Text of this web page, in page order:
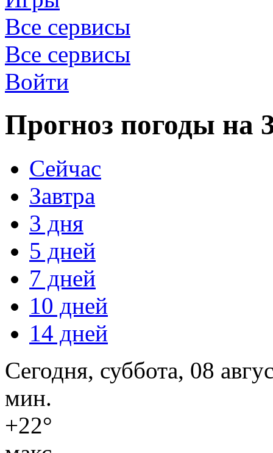
Все сервисы
Все сервисы
Войти
Прогноз погоды на
Сейчас
Завтра
3 дня
5 дней
7 дней
10 дней
14 дней
Сегодня, суббота, 08
мин.
+22°